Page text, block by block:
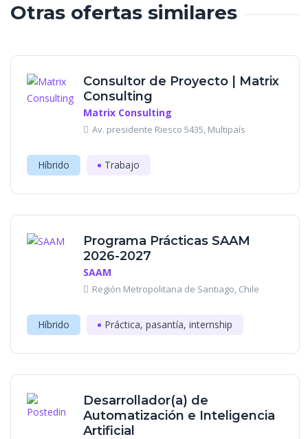
Otras ofertas similares
Consultor de Proyecto | Matrix
Consulting
Matrix Consulting
Av. presidente Riesco 5435, Multipaís
Híbrido Trabajo
Programa Prácticas SAAM
2026-2027
SAAM
Región Metropolitana de Santiago, Chile
Híbrido Práctica, pasantía, internship
Desarrollador(a) de
Automatización e Inteligencia
Artificial